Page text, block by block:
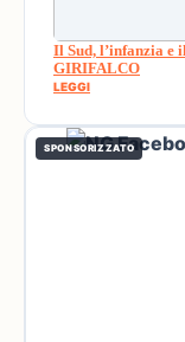
Il Sud, l’infanzia
GIRIFALCO
LEGGI
SPONSORIZZATO